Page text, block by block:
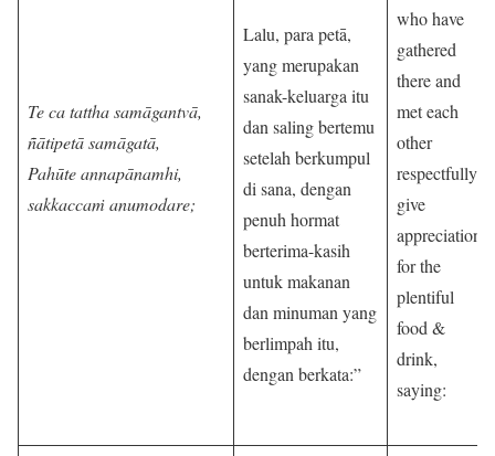
Te ca tattha samāgantvā,
ñātipetā samāgatā,
Pahūte annapānamhi,
sakkaccaṁ anumodare;
Lalu, para petā,
yang merupakan
sanak-keluarga itu
dan saling bertemu
setelah berkumpul
di sana, dengan
penuh hormat
berterima-kasih
untuk makanan
dan minuman yang
berlimpah itu,
dengan berkata:”
who have
gathered
there and
met each
other
respectfully
give
appreciation
for the
plentiful
food &
drink,
saying: